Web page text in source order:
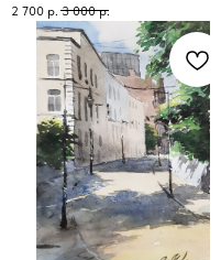
2 700 р. 3 000 р.